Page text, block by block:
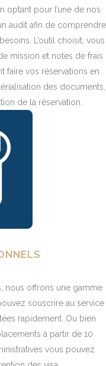
optant pour l’une de nos
audit afin de comprendre
L’outil choisit, vous
mission et notes de frais
faire vos réservations en
des documents,
de la réservation.
nous offrons une gamme
souscrire au service
rapidement. Ou bien
à partir de 10
vous pouvez